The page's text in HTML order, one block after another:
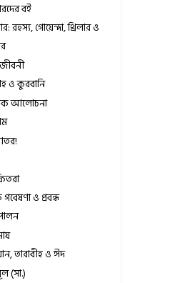
বই
রহস্য, গোয়েন্দা, থ্রিলার ও
ও কুরবানি
আলোচনা
ও প্রবন্ধ
তারাবীহ ও ঈদ
(সা.)